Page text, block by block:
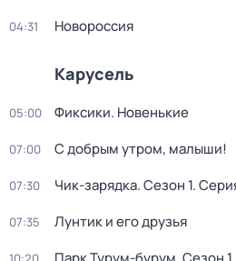
04:31 Новороссия
Карусель
05:00 Фиксики. Новенькие
07:00 С добрым утром, малыши!
07:30 Чик-зарядка. Сезон 1.
07:35 Лунтик и его друзья